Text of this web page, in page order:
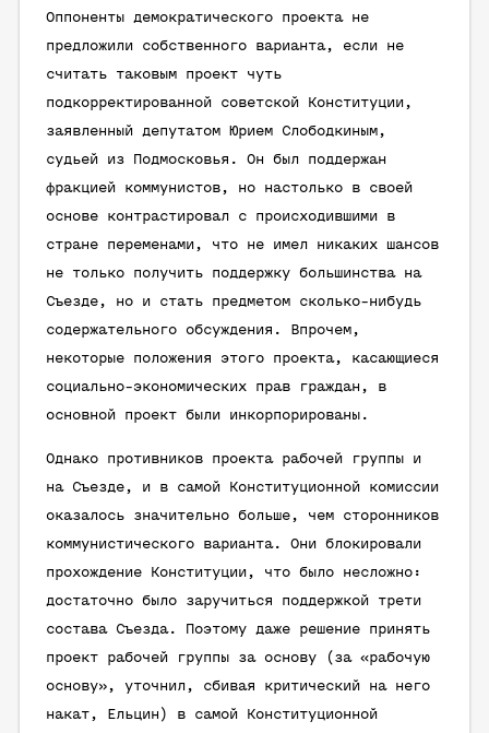
Оппоненты демократического проекта не
предложили собственного варианта, если не
считать таковым проект чуть
подкорректированной советской Конституции,
заявленный депутатом Юрием Слободкиным,
судьей из Подмосковья. Он был поддержан
фракцией коммунистов, но настолько в своей
основе контрастировал с происходившими в
стране переменами, что не имел никаких шансов
не только получить поддержку большинства на
Съезде, но и стать предметом сколько-нибудь
содержательного обсуждения. Впрочем,
некоторые положения этого проекта, касающиеся
социально-экономических прав граждан, в
основной проект были инкорпорированы.
Однако противников проекта рабочей группы и
на Съезде, и в самой Конституционной комиссии
оказалось значительно больше, чем сторонников
коммунистического варианта. Они блокировали
прохождение Конституции, что было несложно:
достаточно было заручиться поддержкой трети
состава Съезда. Поэтому даже решение принять
проект рабочей группы за основу (за «рабочую
основу», уточнил, сбивая критический на него
накат, Ельцин) в самой Конституционной